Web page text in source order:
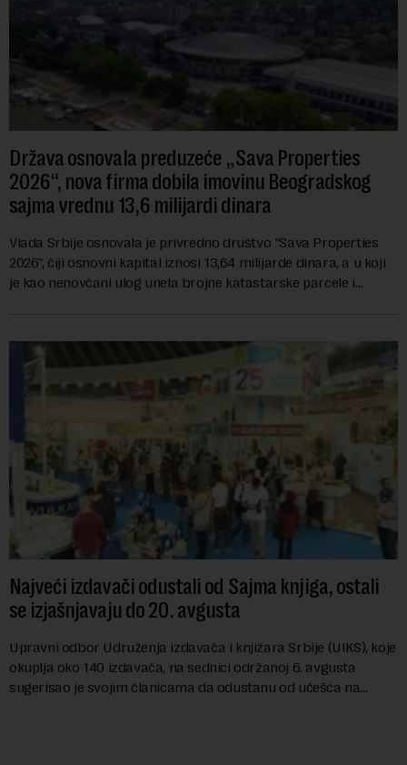
Država osnovala preduzeće „Sava Properties
2026“, nova firma dobila imovinu Beogradskog
sajma vrednu 13,6 milijardi dinara
Vlada Srbije osnovala je privredno društvo "Sava Properties
2026", čiji osnovni kapital iznosi 13,64 milijarde dinara, a u koji
je kao nenovčani ulog unela brojne katastarske parcele i
Najveći izdavači odustali od Sajma knjiga, ostali
se izjašnjavaju do 20. avgusta
Upravni odbor Udruženja izdavača i knjižara Srbije (UIKS), koje
okuplja oko 140 izdavača, na sednici održanoj 6. avgusta
sugerisao je svojim članicama da odustanu od učešća na